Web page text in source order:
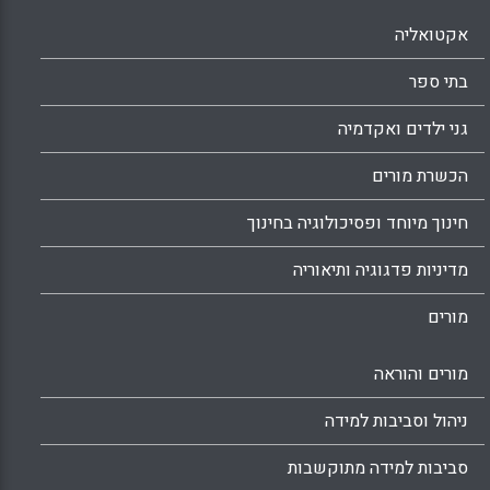
אקטואליה
בתי ספר
גני ילדים ואקדמיה
הכשרת מורים
חינוך מיוחד ופסיכולוגיה בחינוך
מדיניות פדגוגיה ותיאוריה
מורים
מורים והוראה
ניהול וסביבות למידה
סביבות למידה מתוקשבות